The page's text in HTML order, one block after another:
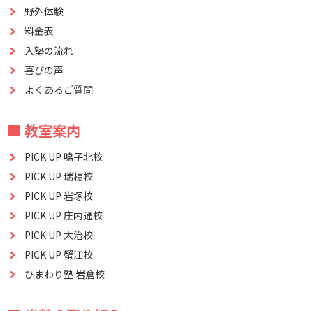
野外体験
料金表
入塾の流れ
喜びの声
よくあるご質問
■ 教室案内
PICK UP 鳴子北校
PICK UP 瑞穂校
PICK UP 岩塚校
PICK UP 庄内通校
PICK UP 大治校
PICK UP 蟹江校
ひまわり塾 岩倉校